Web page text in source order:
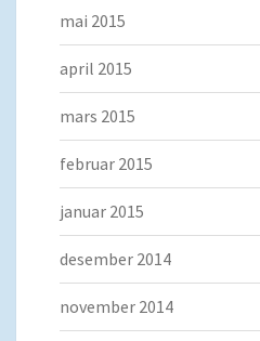
mai 2015
april 2015
mars 2015
februar 2015
januar 2015
desember 2014
november 2014